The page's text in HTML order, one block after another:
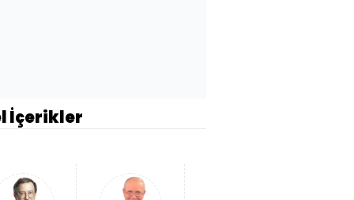
İçerikler